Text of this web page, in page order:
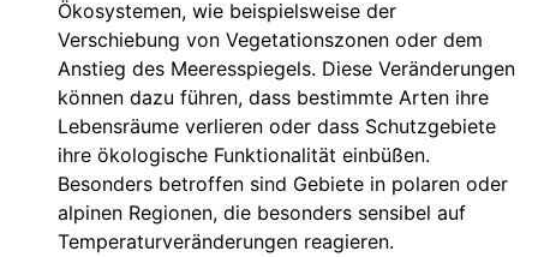
Ökosystemen, wie beispielsweise der
Verschiebung von Vegetationszonen oder dem
Anstieg des Meeresspiegels. Diese Veränderungen
können dazu führen, dass bestimmte Arten ihre
Lebensräume verlieren oder dass Schutzgebiete
ihre ökologische Funktionalität einbüßen.
Besonders betroffen sind Gebiete in polaren oder
alpinen Regionen, die besonders sensibel auf
Temperaturveränderungen reagieren.